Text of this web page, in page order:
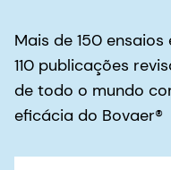
Mais de 150
110 publicações
de todo o mundo
eficácia do Bovaer®